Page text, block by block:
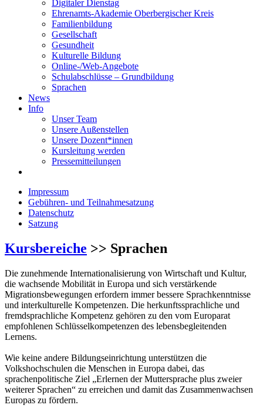
Digitaler Dienstag
Ehrenamts-Akademie Oberbergischer Kreis
Familienbildung
Gesellschaft
Gesundheit
Kulturelle Bildung
Online-/Web-Angebote
Schulabschlüsse – Grundbildung
Sprachen
News
Info
Unser Team
Unsere Außenstellen
Unsere Dozent*innen
Kursleitung werden
Pressemitteilungen
Impressum
Gebühren- und Teilnahmesatzung
Datenschutz
Satzung
Kursbereiche >> Sprachen
Die zunehmende Internationalisierung von Wirtschaft und Kultur,
die wachsende Mobilität in Europa und sich verstärkende
Migrationsbewegungen erfordern immer bessere Sprachkenntnisse
und interkulturelle Kompetenzen. Die herkunftssprachliche und
fremdsprachliche Kompetenz gehören zu den vom Europarat
empfohlenen Schlüsselkompetenzen des lebensbegleitenden
Lernens.
Wie keine andere Bildungseinrichtung unterstützen die
Volkshochschulen die Menschen in Europa dabei, das
sprachenpolitische Ziel „Erlernen der Muttersprache plus zweier
weiterer Sprachen“ zu erreichen und damit das Zusammenwachsen
Europas zu fördern.